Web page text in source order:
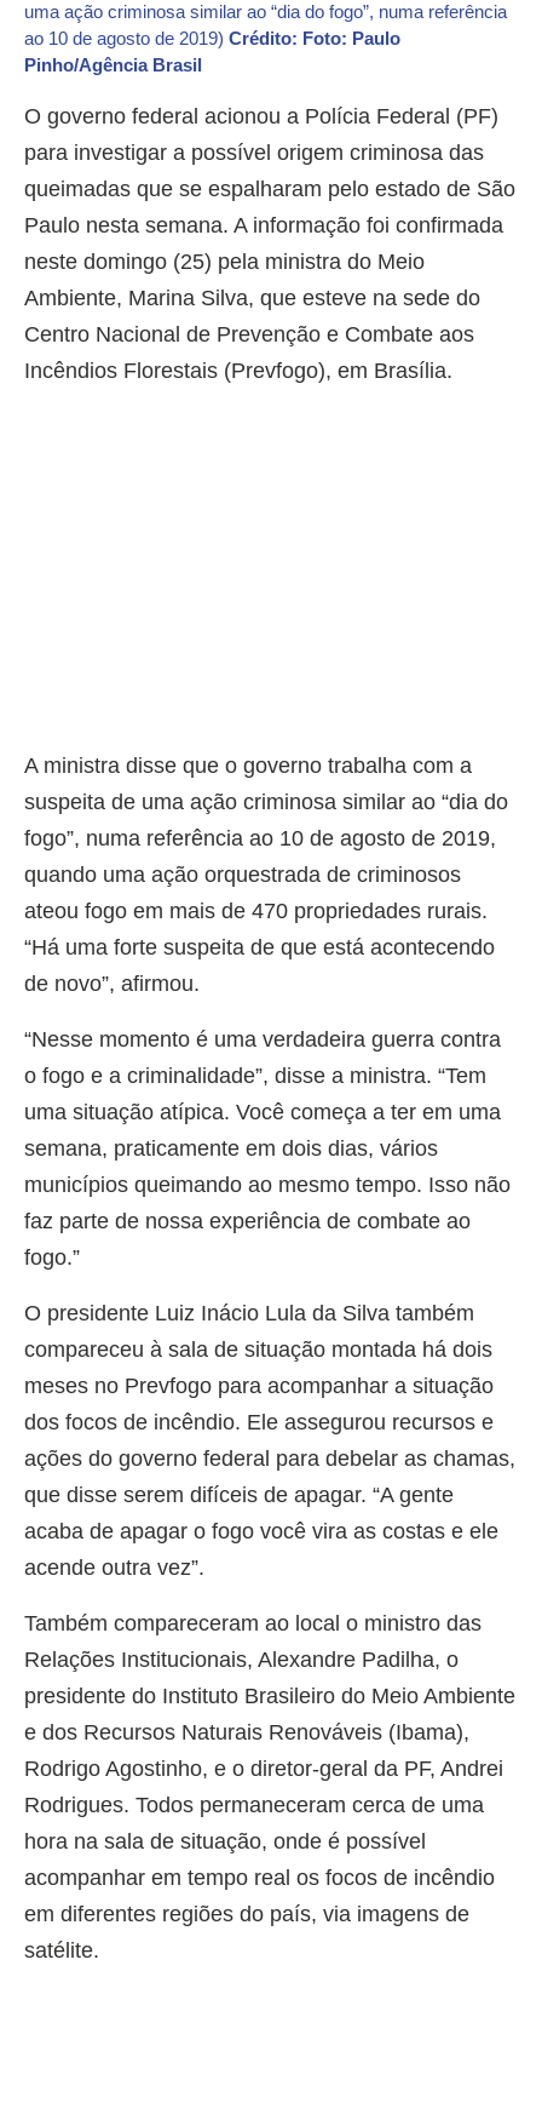
uma ação criminosa similar ao “dia do fogo”, numa referência
ao 10 de agosto de 2019) Crédito: Foto: Paulo
Pinho/Agência Brasil
O governo federal acionou a Polícia Federal (PF)
para investigar a possível origem criminosa das
queimadas que se espalharam pelo estado de São
Paulo nesta semana. A informação foi confirmada
neste domingo (25) pela ministra do Meio
Ambiente, Marina Silva, que esteve na sede do
Centro Nacional de Prevenção e Combate aos
Incêndios Florestais (Prevfogo), em Brasília.
A ministra disse que o governo trabalha com a
suspeita de uma ação criminosa similar ao “dia do
fogo”, numa referência ao 10 de agosto de 2019,
quando uma ação orquestrada de criminosos
ateou fogo em mais de 470 propriedades rurais.
“Há uma forte suspeita de que está acontecendo
de novo”, afirmou.
“Nesse momento é uma verdadeira guerra contra
o fogo e a criminalidade”, disse a ministra. “Tem
uma situação atípica. Você começa a ter em uma
semana, praticamente em dois dias, vários
municípios queimando ao mesmo tempo. Isso não
faz parte de nossa experiência de combate ao
fogo.”
O presidente Luiz Inácio Lula da Silva também
compareceu à sala de situação montada há dois
meses no Prevfogo para acompanhar a situação
dos focos de incêndio. Ele assegurou recursos e
ações do governo federal para debelar as chamas,
que disse serem difíceis de apagar. “A gente
acaba de apagar o fogo você vira as costas e ele
acende outra vez”.
Também compareceram ao local o ministro das
Relações Institucionais, Alexandre Padilha, o
presidente do Instituto Brasileiro do Meio Ambiente
e dos Recursos Naturais Renováveis (Ibama),
Rodrigo Agostinho, e o diretor-geral da PF, Andrei
Rodrigues. Todos permaneceram cerca de uma
hora na sala de situação, onde é possível
acompanhar em tempo real os focos de incêndio
em diferentes regiões do país, via imagens de
satélite.